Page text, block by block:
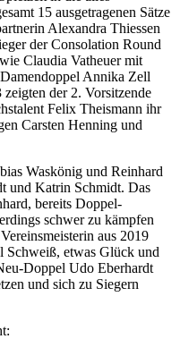
15 ausgetragenen Sätze
Alexandra Thiessen
der Consolation Round
Claudia Vatheuer mit
Annika Zell
der 2. Vorsitzende
Felix Theismann ihr
Carsten Henning und
Waskönig und Reinhard
und Katrin Schmidt. Das
bereits Doppel-
schwer zu kämpfen
aus 2019
etwas Glück und
Doppel Udo Eberhardt
und sich zu Siegern